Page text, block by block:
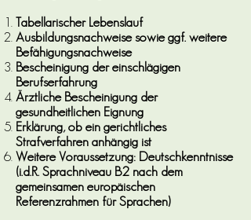
Tabellarischer Lebenslauf
Ausbildungsnachweise sowie ggf. weitere
Befähigungsnachweise
Bescheinigung der einschlägigen
Berufserfahrung
Ärztliche Bescheinigung der
gesundheitlichen Eignung
Erklärung, ob ein gerichtliches
Strafverfahren anhängig ist
Weitere Voraussetzung: Deutschkenntnisse
(i.d.R. Sprachniveau B2 nach dem
gemeinsamen europäischen
Referenzrahmen für Sprachen)